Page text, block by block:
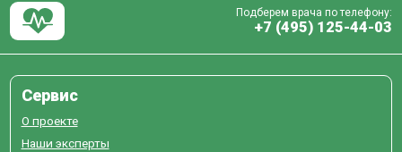
Подберем врача по телефону:
+7 (495) 125-44-03
Сервис
О проекте
Наши эксперты